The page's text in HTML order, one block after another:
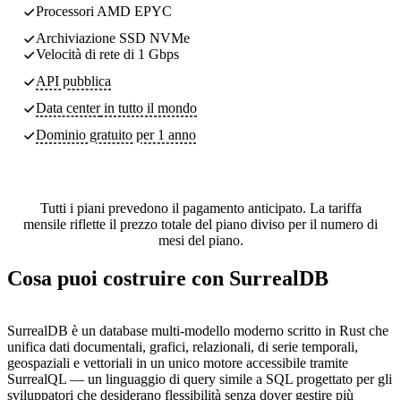
Processori AMD EPYC
Archiviazione SSD NVMe
Velocità di rete di 1 Gbps
API pubblica
Data centerin tutto il mondo
Dominio gratuito per 1 anno
Tutti i piani prevedono il pagamento anticipato. La tariffa
mensile riflette il prezzo totale del piano diviso per il numero di
mesi del piano.
Cosa puoi costruire con SurrealDB
SurrealDB è un database multi-modello moderno scritto in Rust che
unifica dati documentali, grafici, relazionali, di serie temporali,
geospaziali e vettoriali in un unico motore accessibile tramite
SurrealQL — un linguaggio di query simile a SQL progettato per gli
sviluppatori che desiderano flessibilità senza dover gestire più